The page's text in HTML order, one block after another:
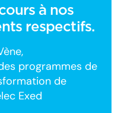
à nos
respectifs.
programmes de
de
Exed